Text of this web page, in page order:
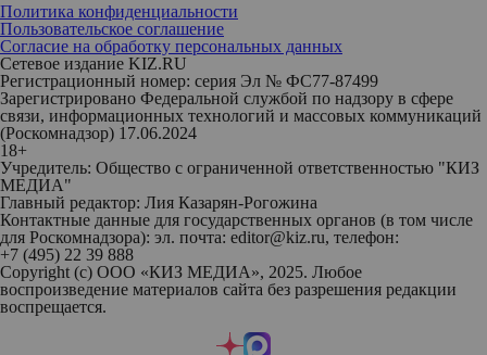
Политика конфиденциальности
Пользовательское соглашение
Согласие на обработку персональных данных
Сетевое издание KIZ.RU
Регистрационный номер: серия Эл № ФС77-87499
Зарегистрировано Федеральной службой по надзору в сфере
связи, информационных технологий и массовых коммуникаций
(Роскомнадзор) 17.06.2024
18+
Учредитель: Общество с ограниченной ответственностью "КИЗ
МЕДИА"
Главный редактор: Лия Казарян-Рогожина
Контактные данные для государственных органов (в том числе
для Роскомнадзора): эл. почта: editor@kiz.ru, телефон:
+7 (495) 22 39 888
Copyright (с) ООО «КИЗ МЕДИА», 2025. Любое
воспроизведение материалов сайта без разрешения редакции
воспрещается.